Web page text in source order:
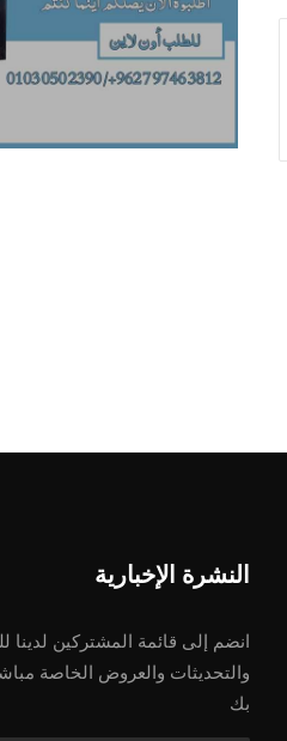
النشرة الإخبارية
انضم إلى قائمة المشتركين لدينا
والتحديثات والعروض الخاصة
بك